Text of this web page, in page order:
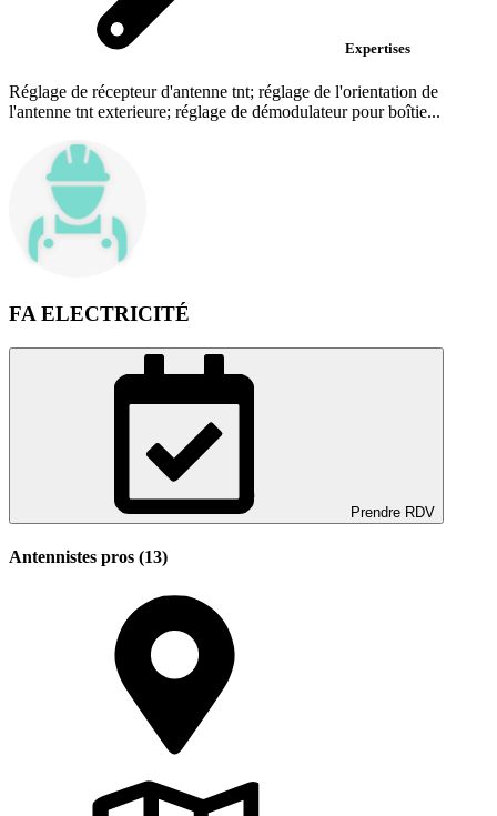
Expertises
Réglage de récepteur d'antenne tnt; réglage de l'orientation de
l'antenne tnt exterieure; réglage de démodulateur pour boîtie...
FA ELECTRICITÉ
Prendre RDV
Antennistes pros (13)